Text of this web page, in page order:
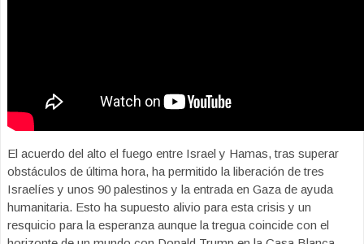
El acuerdo del alto el fuego entre Israel y Hamas, tras superar
obstáculos de última hora, ha permitido la liberación de tres
Israelíes y unos 90 palestinos y la entrada en Gaza de ayuda
humanitaria. Esto ha supuesto alivio para esta crisis y un
resquicio para la esperanza aunque la tregua coincide con el